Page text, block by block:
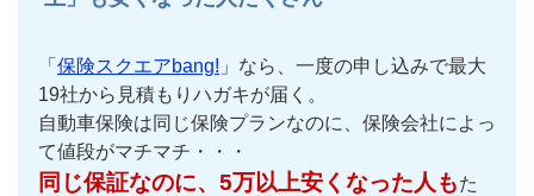
「 保険スクエアbang! 」なら、一度の申し込みで最大
19社から見積もりハガキが届く。
自動車保険は同じ保険プランなのに、保険会社によっ
て値段がマチマチ・・・
同じ保証なのに、5万以上安くなった人もた